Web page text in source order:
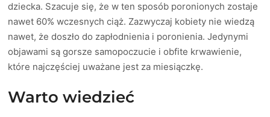
dziecka. Szacuje się, że w ten sposób poronionych zostaje
nawet 60% wczesnych ciąż. Zazwyczaj kobiety nie wiedzą
nawet, że doszło do zapłodnienia i poronienia. Jedynymi
objawami są gorsze samopoczucie i obfite krwawienie,
które najczęściej uważane jest za miesiączkę.
Warto wiedzieć